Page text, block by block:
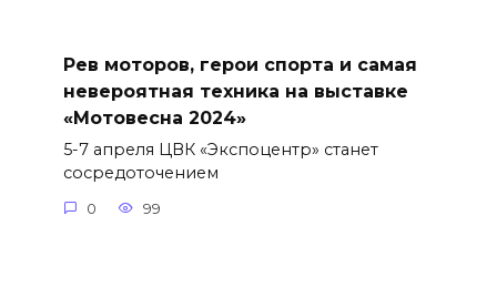
Рев моторов, герои спорта и самая
невероятная техника на выставке
«Мотовесна 2024»
5-7 апреля ЦВК «Экспоцентр» станет
сосредоточением
0 99